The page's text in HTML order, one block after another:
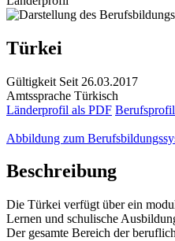
Türkei
Gültigkeit Seit 26.03.2017
Amtssprache Türkisch
Länderprofil als PDF
Abbildung zum
Beschreibung
Die Türkei verfügt über ein
Lernen und schulische
Der gesamte Bereich der